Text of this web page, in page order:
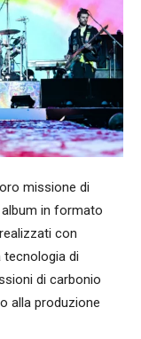
missione di
in formato
con
tecnologia di
di carbonio
alla produzione